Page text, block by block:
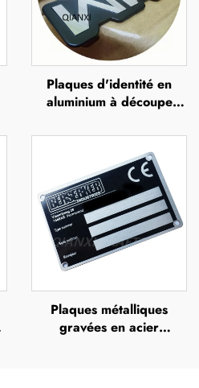
Plaques d'identité en
aluminium à découpe
peintes, plaque
métallique avec logo
Plaques métalliques
gravées en acier